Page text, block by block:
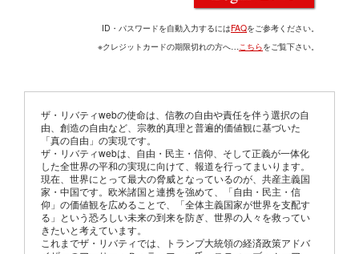
ID・パスワードを自動入力するにはFAQをご参考ください。
※クレジットカードの期限切れの方へ…こちらをご覧下さい。
ザ・リバティwebの使命は、信教の自由や責任を伴う選択の自
由、創造の自由など、宗教的真理と普遍的価値観に基づいた
「真の自由」の実現です。
ザ・リバティwebは、自由・民主・信仰、そして正義が一体化
した全世界の平和の実現に向けて、報道を行ってまいります。
現在、世界にとって最大の脅威となっているのが、共産主義国
家・中国です。欧米諸国と連携を強めて、「自由・民主・信
仰」の価値観を広めることで、「全体主義国家が世界を支配す
る」という恐ろしい未来の到来を防ぎ、世界の人々を救ってい
きたいと考えています。
これまでザ・リバティでは、トランプ大統領の経済政策アドバ